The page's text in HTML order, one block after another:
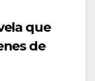
que
de